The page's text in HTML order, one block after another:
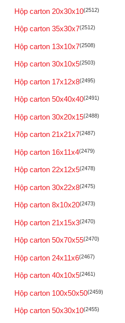
Hộp carton 20x30x10(2512)
Hộp carton 35x30x7(2512)
Hộp carton 13x10x7(2508)
Hộp carton 30x10x5(2503)
Hộp carton 17x12x8(2495)
Hộp carton 50x40x40(2491)
Hộp carton 30x20x15(2488)
Hộp carton 21x21x7(2487)
Hộp carton 16x11x4(2479)
Hộp carton 22x12x5(2478)
Hộp carton 30x22x8(2475)
Hộp carton 8x10x20(2473)
Hộp carton 21x15x3(2470)
Hộp carton 50x70x55(2470)
Hộp carton 24x11x6(2467)
Hộp carton 40x10x5(2461)
Hộp carton 100x50x50(2459)
Hộp carton 50x30x10(2455)